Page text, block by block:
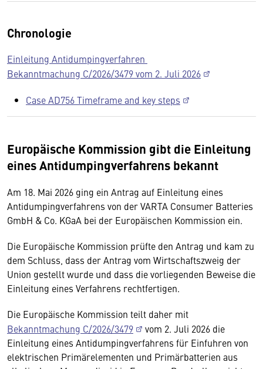
Chronologie
Einleitung Antidumpingverfahren
Bekanntmachung C/2026/3479 vom 2. Juli 2026
Case AD756 Timeframe and key steps
Europäische Kommission gibt die Einleitung
eines Antidumpingverfahrens bekannt
Am 18. Mai 2026 ging ein Antrag auf Einleitung eines
Antidumpingverfahrens von der VARTA Consumer Batteries
GmbH & Co. KGaA bei der Europäischen Kommission ein.
Die Europäische Kommission prüfte den Antrag und kam zu
dem Schluss, dass der Antrag vom Wirtschaftszweig der
Union gestellt wurde und dass die vorliegenden Beweise die
Einleitung eines Verfahrens rechtfertigen.
Die Europäische Kommission teilt daher mit
Bekanntmachung C/2026/3479
vom 2. Juli 2026 die
Einleitung eines Antidumpingverfahrens für Einfuhren von
elektrischen Primärelementen und Primärbatterien aus